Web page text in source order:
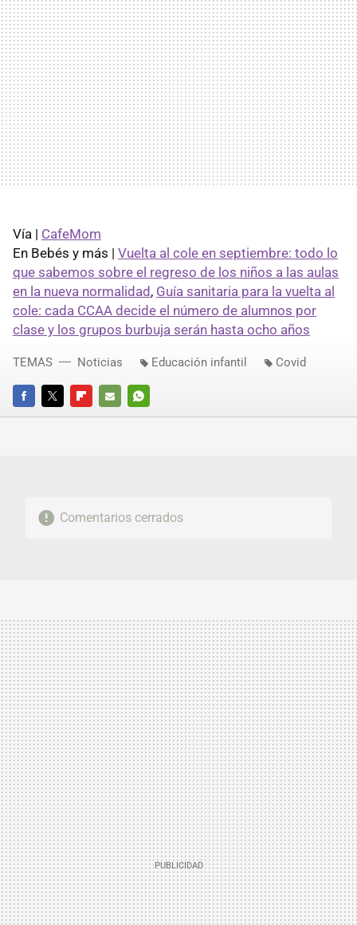
Vía | CafeMom
En Bebés y más | Vuelta al cole en septiembre: todo lo
que sabemos sobre el regreso de los niños a las aulas
en la nueva normalidad, Guía sanitaria para la vuelta al
cole: cada CCAA decide el número de alumnos por
clase y los grupos burbuja serán hasta ocho años
FACEBOOKTWITTERFLIPBOARD
E-
WHATSAPP
TEMAS Noticias Educación infantil Covid
Comentarios cerrados